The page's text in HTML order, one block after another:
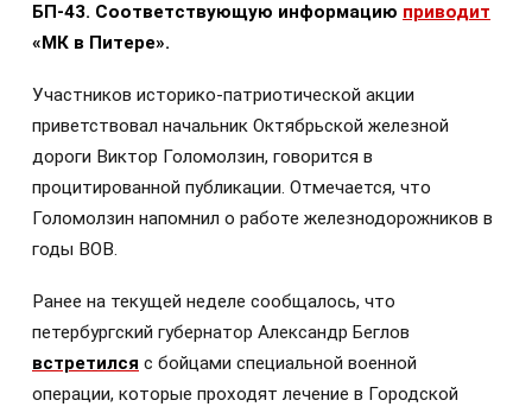
БП-43. Соответствующую информацию приводит
«МК в Питере».
Участников историко-патриотической акции
приветствовал начальник Октябрьской железной
дороги Виктор Голомолзин, говорится в
процитированной публикации. Отмечается, что
Голомолзин напомнил о работе железнодорожников в
годы ВОВ.
Ранее на текущей неделе сообщалось, что
петербургский губернатор Александр Беглов
встретился с бойцами специальной военной
операции, которые проходят лечение в Городской